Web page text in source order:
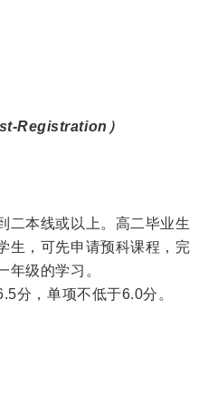
Registration）
二本线或以上。高二毕业生
生，可先申请预科课程，完
年级的学习。
分，单项不低于6.0分。